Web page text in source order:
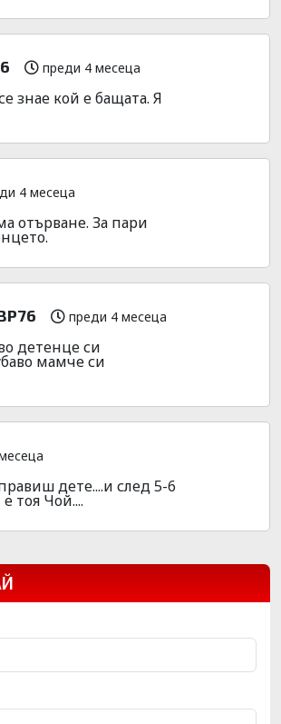
преди 4 месеца
знае кой е бащата. Я
4 месеца
отърване. За пари
преди 4 месеца
детенце си
мамче си
дете....и след 5-6
тоя Чой....